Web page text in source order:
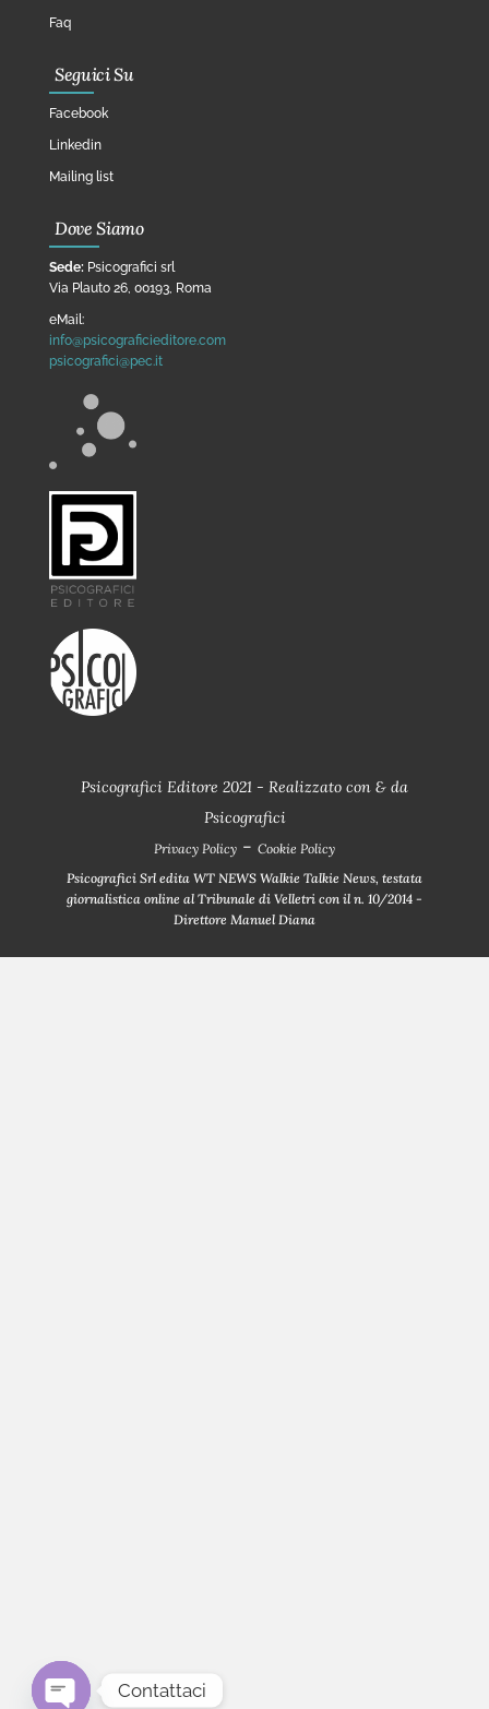
Faq
Seguici Su
Facebook
Linkedin
Mailing list
Dove Siamo
Sede: Psicografici srl
Via Plauto 26, 00193, Roma
eMail:
info@psicograficieditore.com
psicografici@pec.it
Psicografici Editore 2021 - Realizzato con & da
Psicografici
Privacy Policy - Cookie Policy
Psicografici Srl edita WT NEWS Walkie Talkie News, testata
giornalistica online al Tribunale di Velletri con il n. 10/2014 -
Direttore Manuel Diana
Contattaci